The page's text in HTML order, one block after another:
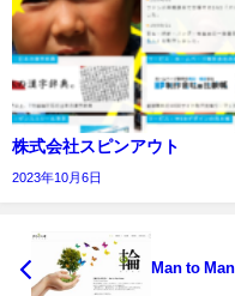
株式会社スピンアウト
2023年10月6日
Man to